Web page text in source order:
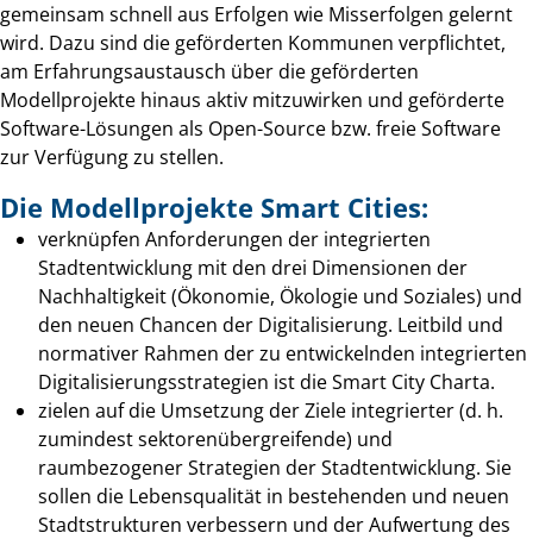
gemeinsam schnell aus Erfolgen wie Misserfolgen gelernt
wird. Dazu sind die geförderten Kommunen verpflichtet,
am Erfahrungsaustausch über die geförderten
Modellprojekte hinaus aktiv mitzuwirken und geförderte
Software-Lösungen als Open-Source bzw. freie Software
zur Verfügung zu stellen.
Die Modellprojekte Smart Cities:
verknüpfen Anforderungen der integrierten
Stadtentwicklung mit den drei Dimensionen der
Nachhaltigkeit (Ökonomie, Ökologie und Soziales) und
den neuen Chancen der Digitalisierung. Leitbild und
normativer Rahmen der zu entwickelnden integrierten
Digitalisierungsstrategien ist die Smart City Charta.
zielen auf die Umsetzung der Ziele integrierter (d. h.
zumindest sektorenübergreifende) und
raumbezogener Strategien der Stadtentwicklung. Sie
sollen die Lebensqualität in bestehenden und neuen
Stadtstrukturen verbessern und der Aufwertung des